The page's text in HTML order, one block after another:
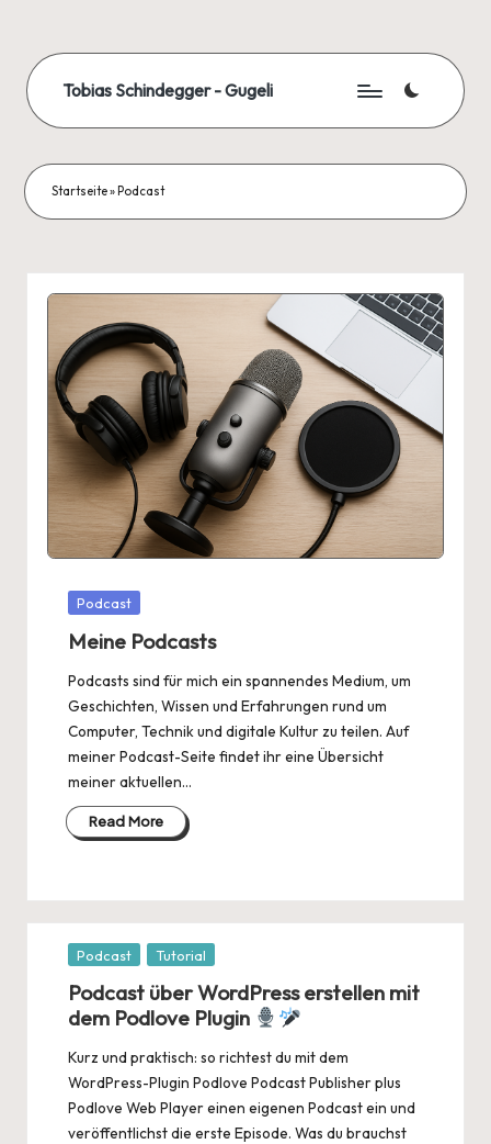
content
Tobias Schindegger - Gugeli
Startseite» Podcast
Posted
Podcast
Meine Podcasts
Podcasts sind für mich ein spannendes Medium, um
Geschichten, Wissen und Erfahrungen rund um
Computer, Technik und digitale Kultur zu teilen. Auf
meiner Podcast-Seite findet ihr eine Übersicht
meiner aktuellen…
Read More
Posted
Podcast Tutorial
Podcast über WordPress erstellen mit
dem Podlove Plugin
Kurz und praktisch: so richtest du mit dem
WordPress-Plugin Podlove Podcast Publisher plus
Podlove Web Player einen eigenen Podcast ein und
veröffentlichst die erste Episode. Was du brauchst